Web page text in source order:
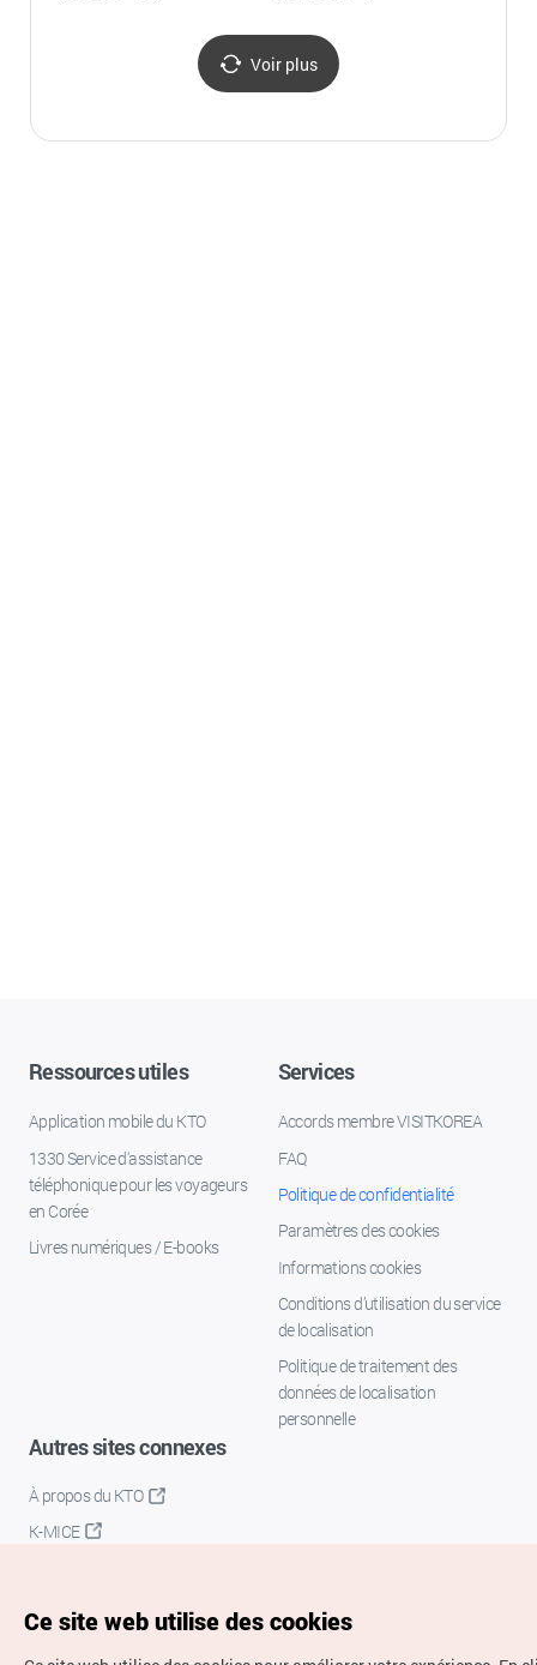
Voir plus
Ressources utiles
Application mobile du KTO
1330 Service d'assistance
téléphonique pour les voyageurs
en Corée
Livres numériques / E-books
Services
Accords membre VISITKOREA
FAQ
Politique de confidentialité
Paramètres des cookies
Informations cookies
Conditions d’utilisation du service
de localisation
Politique de traitement des
données de localisation
personnelle
Autres sites connexes
À propos du KTO
K-MICE
Ce site web utilise des cookies